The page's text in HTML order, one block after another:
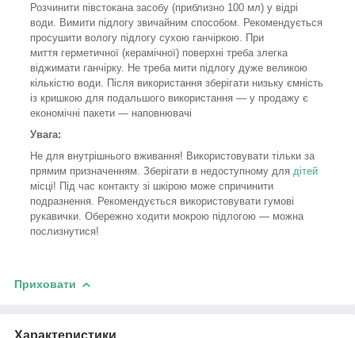
Розчинити півстокана засобу (приблизно 100 мл) у відрі
води. Вимити підлогу звичайним способом. Рекомендується
просушити вологу підлогу сухою ганчіркою. При
миття герметичної (керамічної) поверхні треба злегка
віджимати ганчірку. Не треба мити підлогу дуже великою
кількістю води. Після використання зберігати низьку ємність
із кришкою для подальшого використання — у продажу є
економічні пакети — наповнювачі
Увага:
Не для внутрішнього вживання! Використовувати тільки за
прямим призначенням. Зберігати в недоступному для дітей
місці! Під час контакту зі шкірою може спричинити
подразнення. Рекомендується використовувати гумові
рукавички. Обережно ходити мокрою підлогою — можна
послизнутися!
Приховати
Характеристики